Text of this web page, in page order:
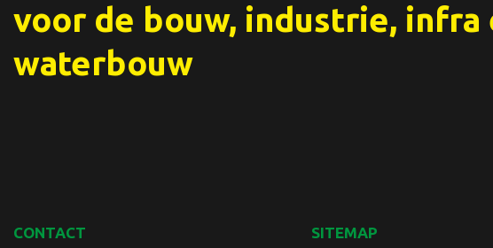
voor de bouw, industrie, infra
waterbouw
CONTACT
SITEMAP